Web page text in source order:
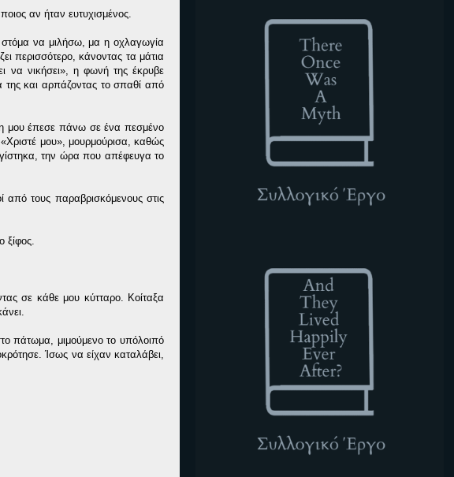
αν ήταν ευτυχισμένος.
να μιλήσω, μα η οχλαγωγία
περισσότερο, κάνοντας τα μάτια
να νικήσει», η φωνή της έκρυβε
και αρπάζοντας το σπαθί από
μου έπεσε πάνω σε ένα πεσμένο
μου», μουρμούρισα, καθώς
την ώρα που απέφευγα το
από τους παραβρισκόμενους στις
ξίφος.
σε κάθε μου κύτταρο. Κοίταξα
πάτωμα, μιμούμενο το υπόλοιπό
Ίσως να είχαν καταλάβει,